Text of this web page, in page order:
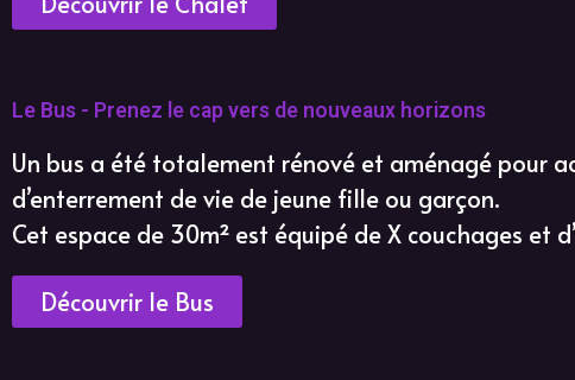
Le Bus - Prenez le cap vers de nouveaux horizons
Un bus a été totalement rénové et aménagé pour
d’enterrement de vie de jeune fille ou garçon.
Cet espace de 30m² est équipé de X couchages et
Découvrir le Bus